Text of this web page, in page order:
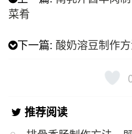
菜肴
下一篇:酸奶溶豆制作
推荐阅读